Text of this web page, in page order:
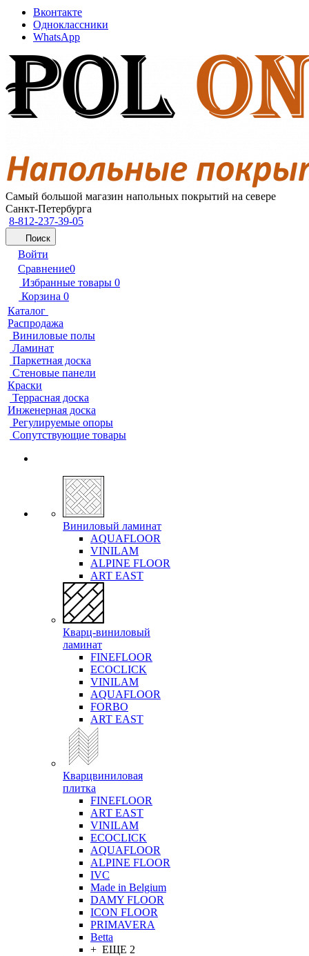
Вконтакте
Одноклассники
WhatsApp
Самый большой магазин напольных покрытий на севере
Санкт-Петербурга
8-812-237-39-05
Поиск
Войти
Сравнение0
Избранные товары 0
Корзина 0
Каталог
Распродажа
Виниловые полы
Ламинат
Паркетная доска
Стеновые панели
Краски
Террасная доска
Инженерная доска
Регулируемые опоры
Сопутствующие товары
Виниловый ламинат
AQUAFLOOR
VINILAM
ALPINE FLOOR
ART EAST
Кварц-виниловый
ламинат
FINEFLOOR
ECOCLICK
VINILAM
AQUAFLOOR
FORBO
ART EAST
Кварцвиниловая
плитка
FINEFLOOR
ART EAST
VINILAM
ECOCLICK
AQUAFLOOR
ALPINE FLOOR
IVC
Made in Belgium
DAMY FLOOR
ICON FLOOR
PRIMAVERA
Betta
+ ЕЩЕ 2